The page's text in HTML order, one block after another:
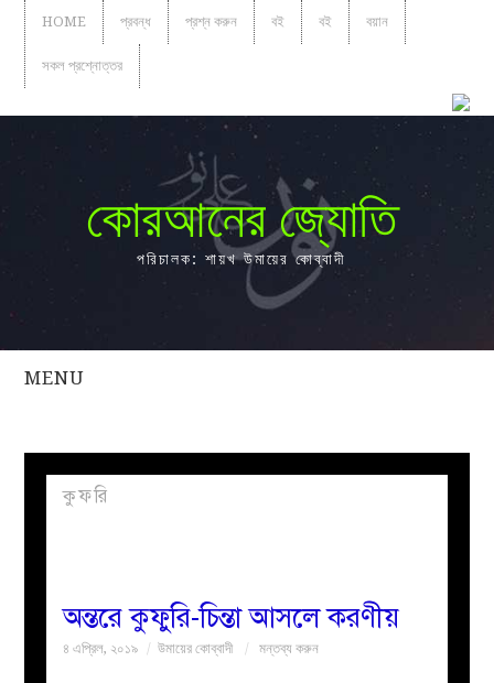
HOME প্রবন্ধ প্রশ্ন করুন বই বই বয়ান
সকল প্রশ্নোত্তর
কোরআনের জ্যোতি
পরিচালক: শায়খ উমায়ের কোব্বাদী
MENU
সকল
প্রবন্ধ
পাতা
কুফরি
অন্তরে কুফুরি-চিন্তা আসলে করণীয়
৪ এপ্রিল, ২০১৯ উমায়ের কোব্বাদী মন্তব্য করুন